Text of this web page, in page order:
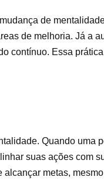
de
de melhoria. Já a
contínuo. Essa
Quando uma
suas ações com
metas,